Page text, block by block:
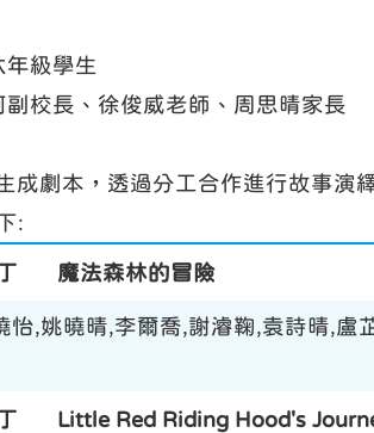
年級學生
副校長、徐俊威老師、周思晴家長
成劇本，透過分工合作進行故事演
:
魔法森林的冒險
怡,姚曉晴,李爾喬,謝濬鞠,袁詩晴,盧
Little Red Riding Hood's